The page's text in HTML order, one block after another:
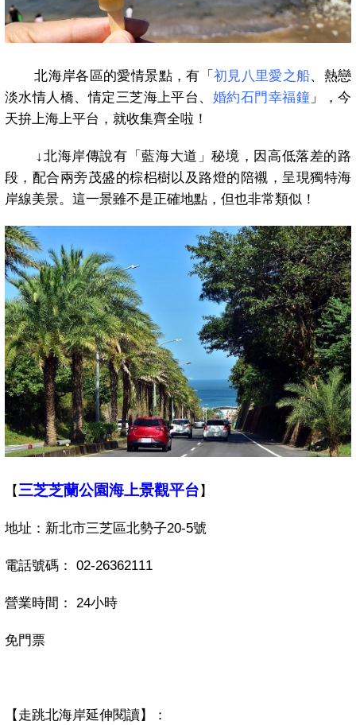
北海岸各區的愛情景點，有「 初見八里愛之船、熱戀
淡水情人橋、情定三芝海上平台、 婚約石門幸福鐘 」，今
天拚上海上平台，就收集齊全啦！
↓北海岸傳說有「藍海大道」秘境，因高低落差的路
段，配合兩旁茂盛的棕梠樹以及路燈的陪襯，呈現獨特海
岸線美景。這一景雖不是正確地點，但也非常類似！
【 三芝芝蘭公園海上景觀平台 】
地址：新北市三芝區北勢子20-5號
電話號碼： 02-26362111
營業時間： 24小時
免門票
【走跳北海岸延伸閱讀】：